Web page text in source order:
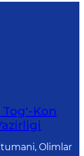
Kon
tumani, Olimlar